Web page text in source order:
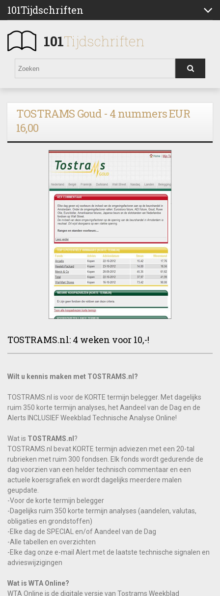
101Tijdschriften
101Tijdschriften
TOSTRAMS Goud - 4 nummers EUR
16,00
TOSTRAMS.nl: 4 weken voor 10,-!
Wilt u kennis maken met TOSTRAMS.nl?
TOSTRAMS.nl is voor de KORTE termijn belegger. Met dagelijks
ruim 350 korte termijn analyses, het Aandeel van de Dag en de
Alerts INCLUSIEF Weekblad Technische Analyse Online!
Wat is TOSTRAMS.nl ?
TOSTRAMS.nl bevat KORTE termijn adviezen met een 20-tal
rubrieken met ruim 300 fondsen. Elk fonds wordt gedurende de
dag voorzien van een helder technisch commentaar en een
actuele koersgrafiek en wordt dagelijks meerdere malen
geupdate.
-Voor de korte termijn belegger
-Dagelijks ruim 350 korte termijn analyses (aandelen, valutas,
obligaties en grondstoffen)
-Elke dag de SPECIAL en/of Aandeel van de Dag
-Alle tabellen en overzichten
-Elke dag onze e-mail Alert met de laatste technische signalen en
advieswijzigingen
Wat is WTA Online?
WTA Online is de digitale versie van Tostrams Weekblad